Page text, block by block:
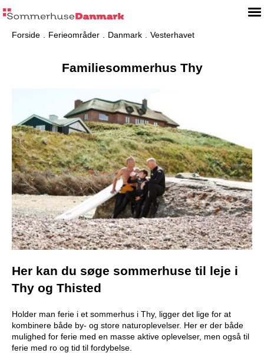
Forside Ferieområder Danmark Vesterhavet
Familiesommerhus Thy
Her kan du søge sommerhuse til leje i
Thy og Thisted
Holder man ferie i et sommerhus i Thy, ligger det lige for at
kombinere både by- og store naturoplevelser. Her er der både
mulighed for ferie med en masse aktive oplevelser, men også til
ferie med ro og tid til fordybelse.